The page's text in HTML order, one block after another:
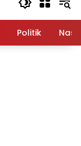
Politik